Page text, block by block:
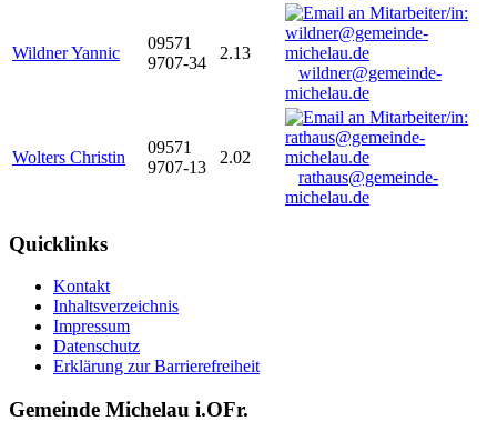
Wildner Yannic
09571
9707-34
2.13
wildner@gemeinde-
michelau.de
Wolters Christin
09571
9707-13
2.02
rathaus@gemeinde-
michelau.de
Quicklinks
Kontakt
Inhaltsverzeichnis
Impressum
Datenschutz
Erklärung zur Barrierefreiheit
Gemeinde Michelau i.OFr.